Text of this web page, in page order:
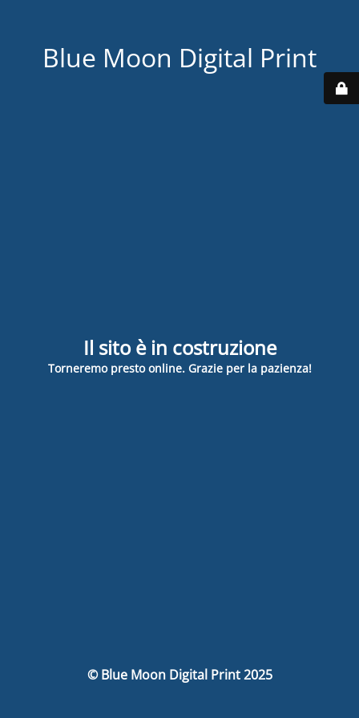
Blue Moon Digital Print
Il sito è in costruzione
Torneremo presto online. Grazie per la pazienza!
© Blue Moon Digital Print 2025